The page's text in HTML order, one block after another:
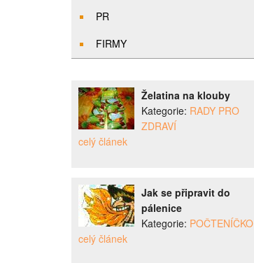
PR
FIRMY
Želatina na klouby
Kategorie: RADY PRO
ZDRAVÍ
celý článek
Jak se připravit do
pálenice
Kategorie: POČTENÍČKO
celý článek